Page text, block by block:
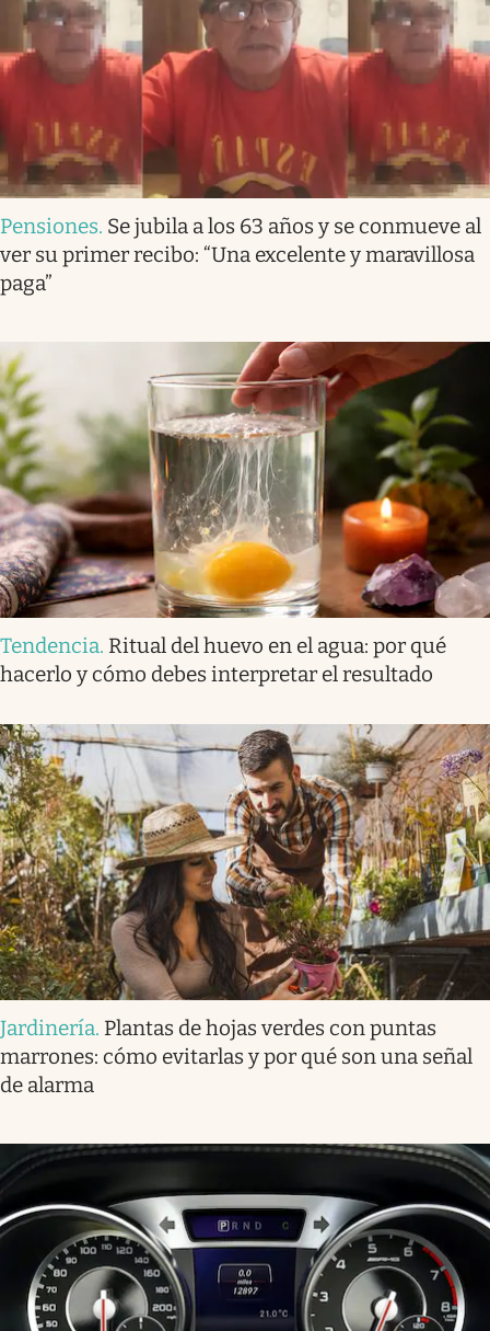
Pensiones. Se jubila a los 63 años y se conmueve al
ver su primer recibo: “Una excelente y maravillosa
paga”
Tendencia. Ritual del huevo en el agua: por qué
hacerlo y cómo debes interpretar el resultado
Jardinería. Plantas de hojas verdes con puntas
marrones: cómo evitarlas y por qué son una señal
de alarma